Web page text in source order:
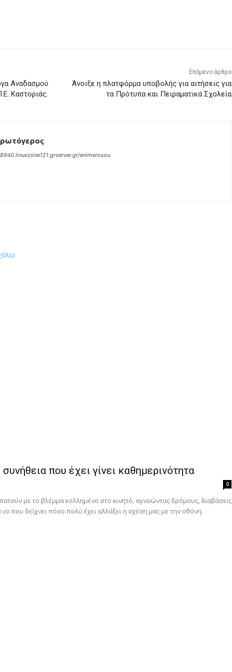
Αναδασμού
Καστοριάς.
Επόμενο άρθρο
Άνοιξε η πλατφόρμα υποβολής για αιτήσεις για
τα Πρότυπα και Πειραματικά Σχολεία
enimerosou
που έχει γίνει καθημερινότητα
0
με το βλέμμα κολλημένο στο κινητό, αγνοώντας δρόμους, διαβάσεις
που δείχνει πόσο πολύ έχει αλλάξει η σχέση μας με την οθόνη.